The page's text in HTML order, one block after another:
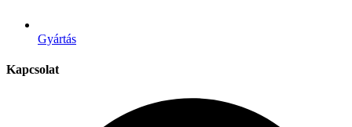
Gyártás
Kapcsolat